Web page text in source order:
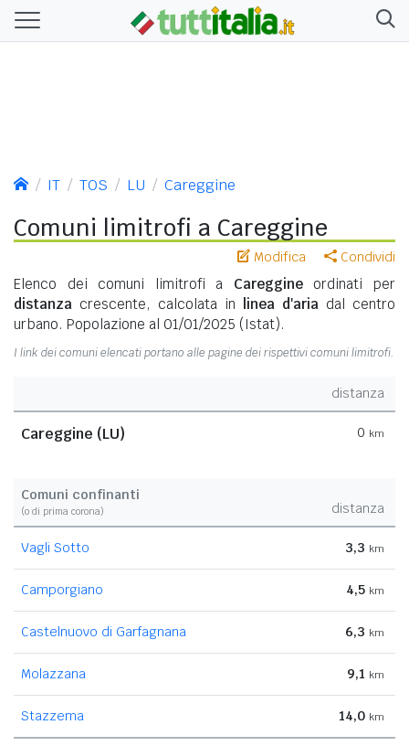
IT TOS LU Careggine
Comuni limitrofi a Careggine
Modifica Condividi
Elenco dei comuni limitrofi a Careggineordinati per
distanza crescente, calcolata in linea d'aria dal centro
urbano. Popolazione al 01/01/2025 (Istat).
I link dei comuni elencati portano alle pagine dei rispettivi comuni limitrofi.
distanza
Careggine (LU) 0 km
Comuni confinanti
(o di prima corona) distanza
Vagli Sotto 3,3 km
Camporgiano 4,5 km
Castelnuovo di Garfagnana 6,3 km
Molazzana 9,1 km
Stazzema 14,0 km